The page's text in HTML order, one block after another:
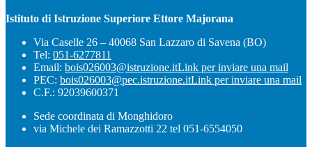
Istituto di Istruzione Superiore Ettore Majorana
Via Caselle 26 – 40068 San Lazzaro di Savena (BO)
Tel: 051-6277811
Email: bois026003@istruzione.itLink per inviare una mail
PEC: bois026003@pec.istruzione.itLink per inviare una mail
C.F.: 92039600371
Sede coordinata di Monghidoro
via Michele dei Ramazzotti 22 tel 051-6554050